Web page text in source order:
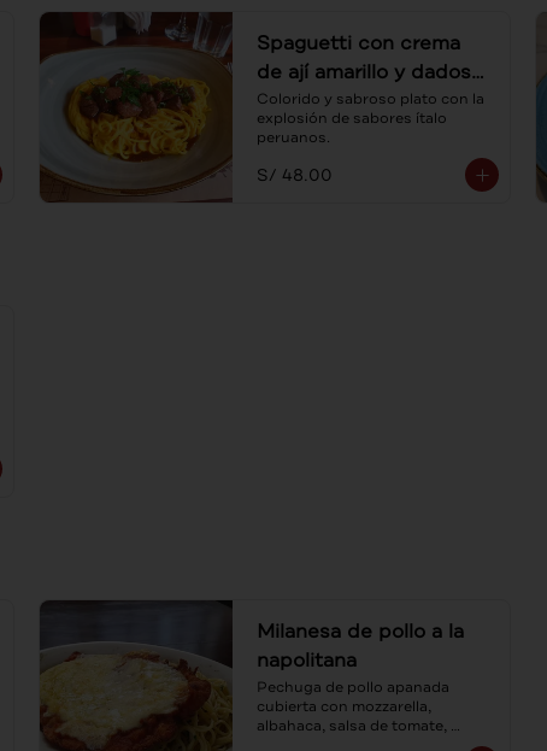
Spaguetti con crema
de ají amarillo y dados
de lomo
Colorido y sabroso plato con la
explosión de sabores ítalo
peruanos.
S/ 48.00
Milanesa de pollo a la
napolitana
Pechuga de pollo apanada
cubierta con mozzarella,
albahaca, salsa de tomate,
acompañada de spaguetti al ajo